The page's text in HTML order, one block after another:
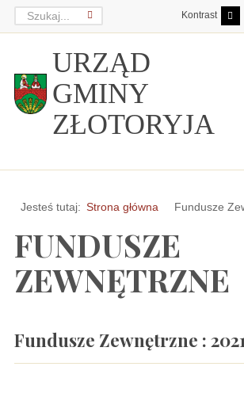
Kontrast
URZĄD
GMINY
ZŁOTORYJA
Jesteś tutaj: Strona główna Fundusze
FUNDUSZE
ZEWNĘTRZNE
Fundusze Zewnętrzne :